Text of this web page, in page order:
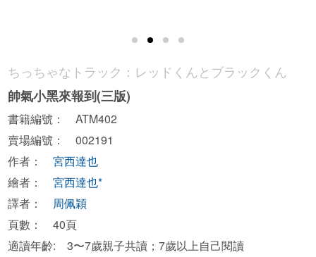
ちっちゃなトラック：レッドくんとブラックくん
帥氣小黑來報到(三版)
書籍編號： ATM402
賣場編號： 002191
作者：宮西達也
繪者：宮西達也*
譯者： 周佩穎
頁數： 40頁
適讀年齡: 3〜7歲親子共讀；7歲以上自己閱讀